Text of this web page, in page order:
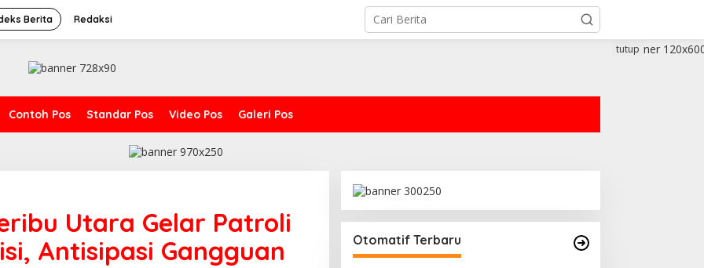
Berita Redaksi
Contoh Pos Standar Pos Video Pos Galeri Pos
tutup
Utara Gelar Patroli
Antisipasi Gangguan
Otomatif Terbaru